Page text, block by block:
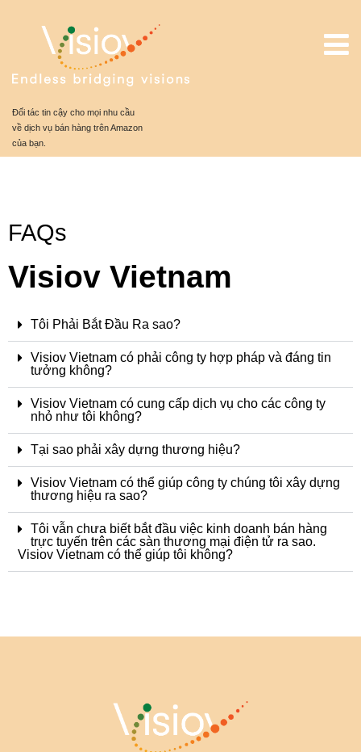
Đối tác tin cậy cho mọi nhu cầu
về dịch vụ bán hàng trên Amazon
của bạn.
FAQs
Visiov Vietnam
Tôi Phải Bắt Đầu Ra sao?
Visiov Vietnam có phải công ty hợp pháp và đáng tin
tưởng không?
Visiov Vietnam có cung cấp dịch vụ cho các công ty
nhỏ như tôi không?
Tại sao phải xây dựng thương hiệu?
Visiov Vietnam có thể giúp công ty chúng tôi xây dựng
thương hiệu ra sao?
Tôi vẫn chưa biết bắt đầu việc kinh doanh bán hàng
trực tuyến trên các sàn thương mại điện tử ra sao.
Visiov Vietnam có thể giúp tôi không?